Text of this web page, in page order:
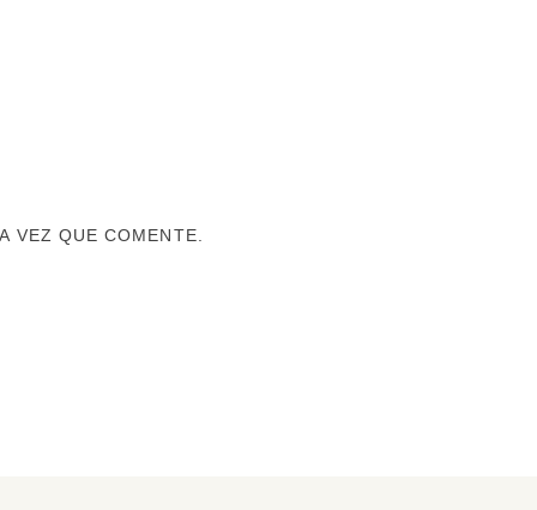
VEZ QUE COMENTE.